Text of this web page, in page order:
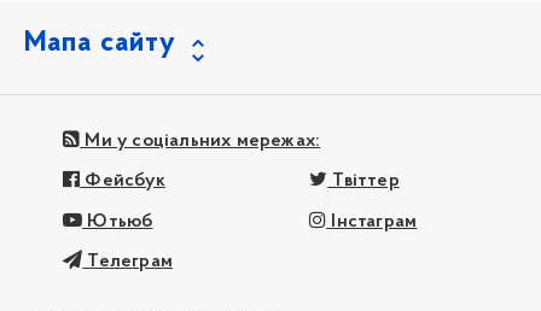
Мапа сайту
Ми у соціальних мережах:
Фейсбук Твіттер
Ютьюб Інстаграм
Телеграм